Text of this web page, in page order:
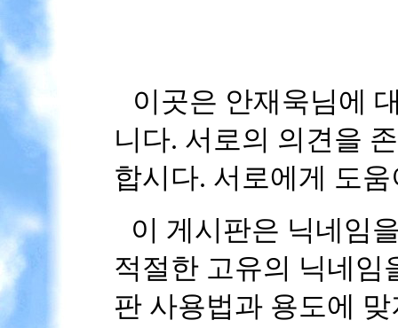
이곳은 안재욱님에
니다. 서로의 의견을
합시다. 서로에게 도
이 게시판은 닉네임
적절한 고유의 닉네임
판 사용법과 용도에